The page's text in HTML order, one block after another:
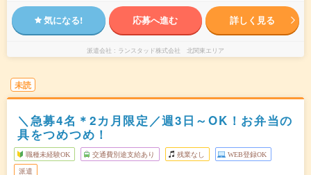
気になる! 応募へ進む 詳しく見る
派遣会社 ランスタッド株式会社 北関東エリア
未読
＼急募4名＊2カ月限定／週3日～OK！お弁当の
具をつめつめ！
職種未経験OK 交通費別途支給あり 残業なし WEB登録OK
派遣